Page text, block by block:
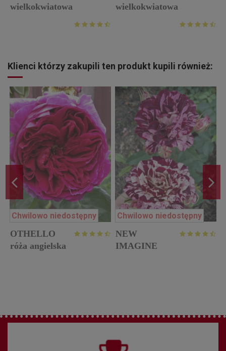
wielkokwiatowa
wielkokwiatowa
Klienci którzy zakupili ten produkt kupili również:
Chwilowo niedostępny
OTHELLO
róża angielska
Chwilowo niedostępny
NEW
IMAGINE